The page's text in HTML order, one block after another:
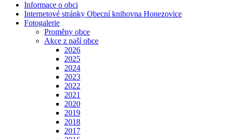
Informace o obci
Internetové stránky Obecní knihovna Honezovice
Fotogalerie
Proměny obce
Akce z naší obce
2026
2025
2024
2023
2022
2021
2020
2019
2018
2017